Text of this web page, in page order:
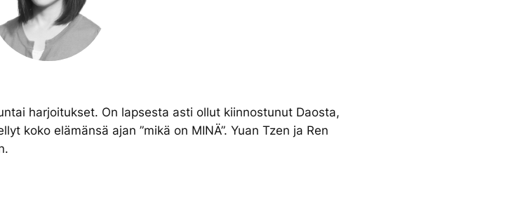
harjoitukset. On lapsesta asti ollut kiinnostunut Daosta,
koko elämänsä ajan ”mikä on MINÄ”. Yuan Tzen ja Ren